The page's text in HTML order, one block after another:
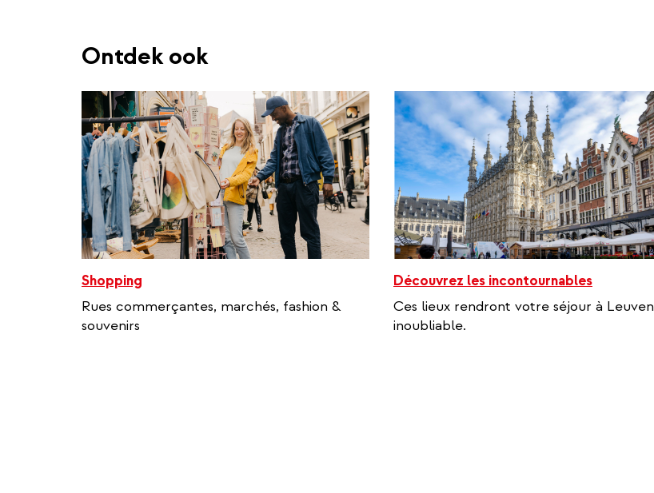
Ontdek ook
Shopping
Rues commerçantes, marchés, fashion &
souvenirs
Découvrez les incontournables
Ces lieux rendront votre séjour à Leuven
inoubliable.